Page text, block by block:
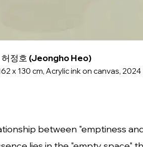
허정호 (Jeongho Heo)
x 130 cm, Acrylic ink on canvas, 2024
between "emptiness